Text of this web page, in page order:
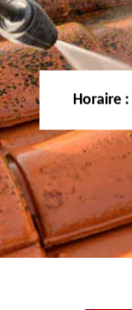
Horaire :